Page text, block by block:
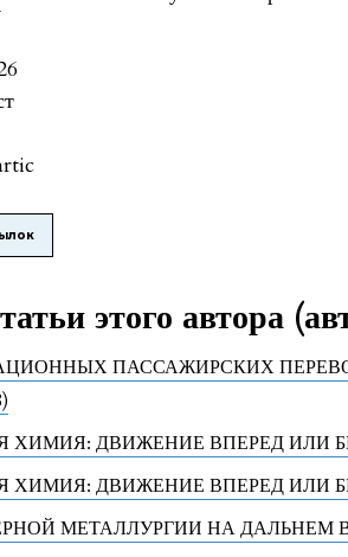
этого автора
ПАССАЖИРСКИХ
ХИМИЯ: ДВИЖЕНИЕ ВПЕРЕД ИЛИ
ХИМИЯ: ДВИЖЕНИЕ ВПЕРЕД ИЛИ
МЕТАЛЛУРГИИ НА ДАЛЬНЕМ